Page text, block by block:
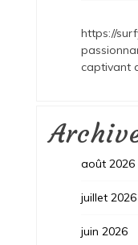
https://
captivant
août 2026
juillet 2026
juin 2026